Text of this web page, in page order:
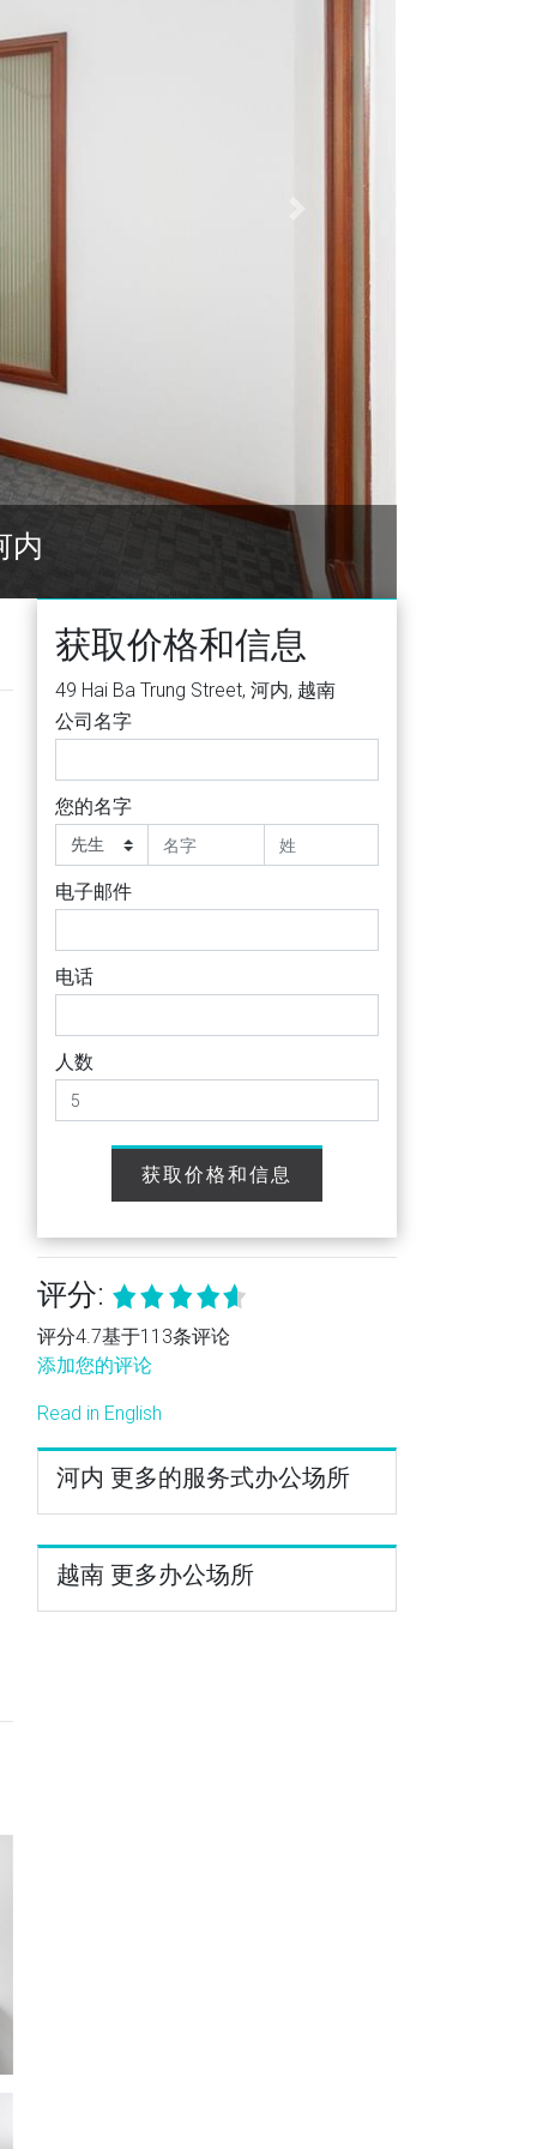
Hoan Kiem District, 河内
获取价格和信息
49 Hai Ba Trung Street, 河内, 越南
公司名字
您的名字
电子邮件
电话
人数
获取价格和信息
评分:
评分4.7基于113条评论
添加您的评论
Read in English
河内 更多的服务式办公场所
越南 更多办公场所